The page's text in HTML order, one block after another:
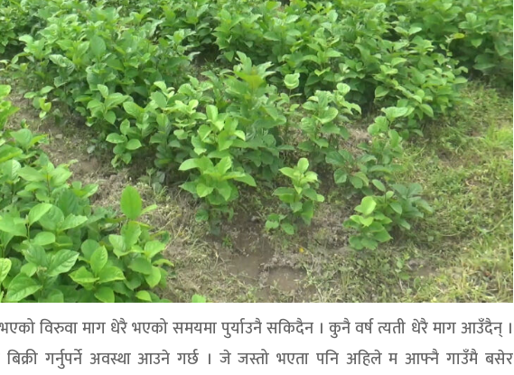
विरुवा माग धेरै भएको समयमा पुर्याउनै सकिदैन । कुनै वर्ष त्यती धेरै माग आउँदैन् ।
बिक्री गर्नुपर्ने अवस्था आउने गर्छ । जे जस्तो भएता पनि अहिले म आफ्नै गाउँमै बसेर